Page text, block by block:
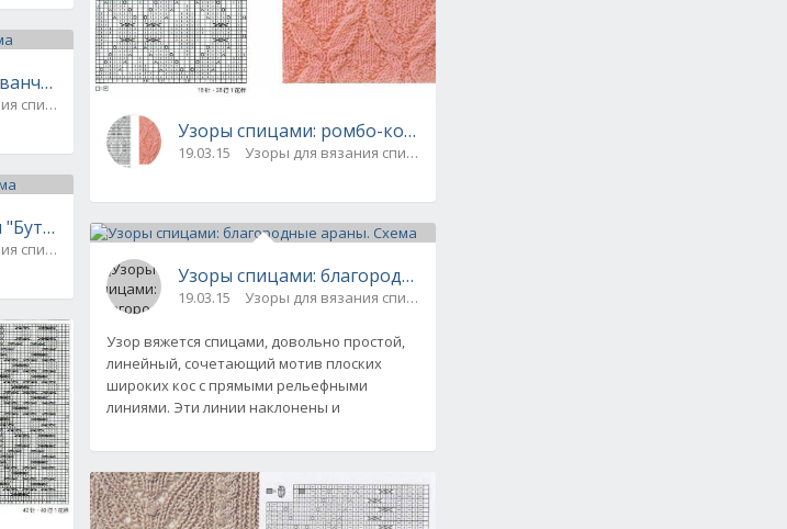
листья, косы
Схема
спицами
Схема
спицами
Узоры спицами: ромбо-косы. Схема
19.03.15 Узоры для вязания спицами
Узоры спицами: благородные араны. Схема
19.03.15 Узоры для вязания спицами
Узор вяжется спицами, довольно простой,
линейный, сочетающий мотив плоских
широких кос с прямыми рельефными
линиями. Эти линии наклонены и